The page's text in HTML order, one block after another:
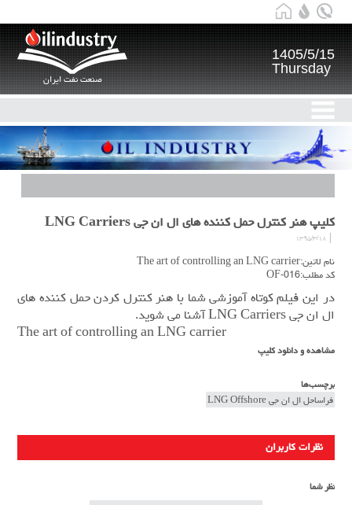
صنعت نفت ایران
1405/5/15
Thursday
کلیپ هنر کنترل حمل کننده های ال ان جی LNG Carriers
۱۳۹۵/۳/۱۸
نام لاتین:The art of controlling an LNG carrier
کد مطلب:OF-016
در این فیلم کوتاه آموزشی شما با هنر کنترل کردن حمل کننده های
ال ان جی LNG Carriers آشنا می شوید.
مشاهده و دانلود کلیپ
برچسب‌ها
فراساحل ال ان جی LNG Offshore
نظرات کاربران
نظر شما